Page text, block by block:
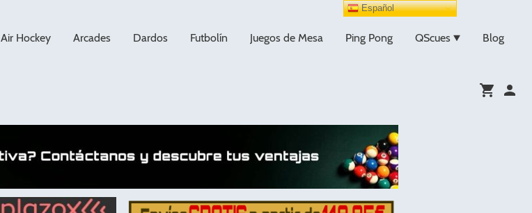
Air Hockey Arcades Dardos Futbolín Juegos de Mesa Ping Pong QScues Blog
Español